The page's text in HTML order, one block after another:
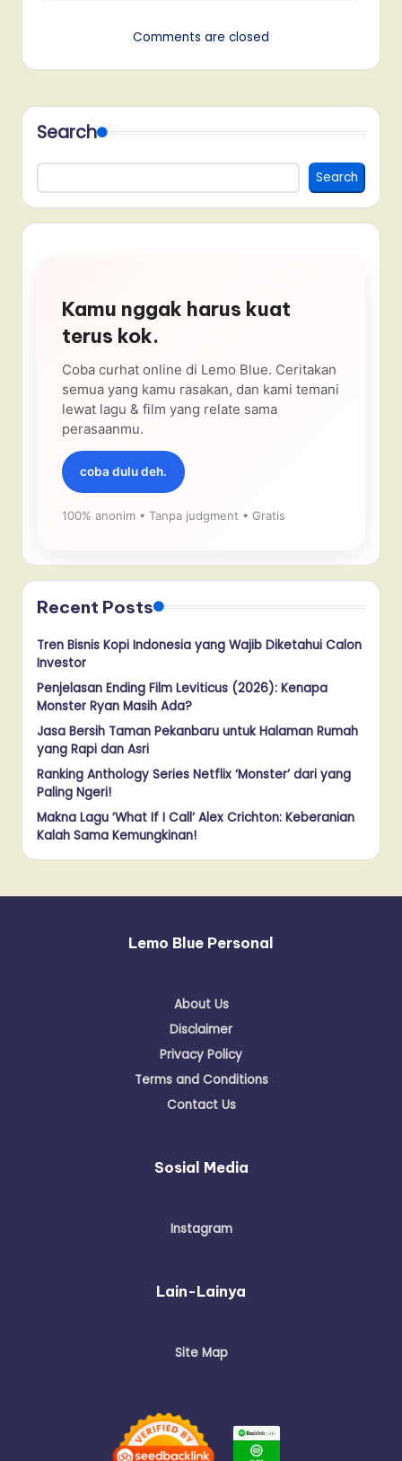
Comments are closed
Search
Search
Kamu nggak harus kuat
terus kok.
Coba curhat online di Lemo Blue. Ceritakan
semua yang kamu rasakan, dan kami temani
lewat lagu & film yang relate sama
perasaanmu.
coba dulu deh.
100% anonim • Tanpa judgment • Gratis
Recent Posts
Tren Bisnis Kopi Indonesia yang Wajib Diketahui Calon
Investor
Penjelasan Ending Film Leviticus (2026): Kenapa
Monster Ryan Masih Ada?
Jasa Bersih Taman Pekanbaru untuk Halaman Rumah
yang Rapi dan Asri
Ranking Anthology Series Netflix ‘Monster’ dari yang
Paling Ngeri!
Makna Lagu ‘What If I Call’ Alex Crichton: Keberanian
Kalah Sama Kemungkinan!
Lemo Blue Personal
About Us
Disclaimer
Privacy Policy
Terms and Conditions
Contact Us
Sosial Media
Instagram
Lain-Lainya
Site Map